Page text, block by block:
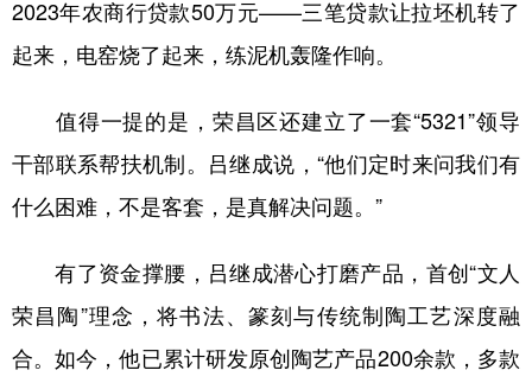
2023年农商行贷款50万元——三笔贷款让拉坯机转了
起来，电窑烧了起来，练泥机轰隆作响。
值得一提的是，荣昌区还建立了一套“5321”领导
干部联系帮扶机制。吕继成说，“他们定时来问我们有
什么困难，不是客套，是真解决问题。”
有了资金撑腰，吕继成潜心打磨产品，首创“文人
荣昌陶”理念，将书法、篆刻与传统制陶工艺深度融
合。如今，他已累计研发原创陶艺产品200余款，多款